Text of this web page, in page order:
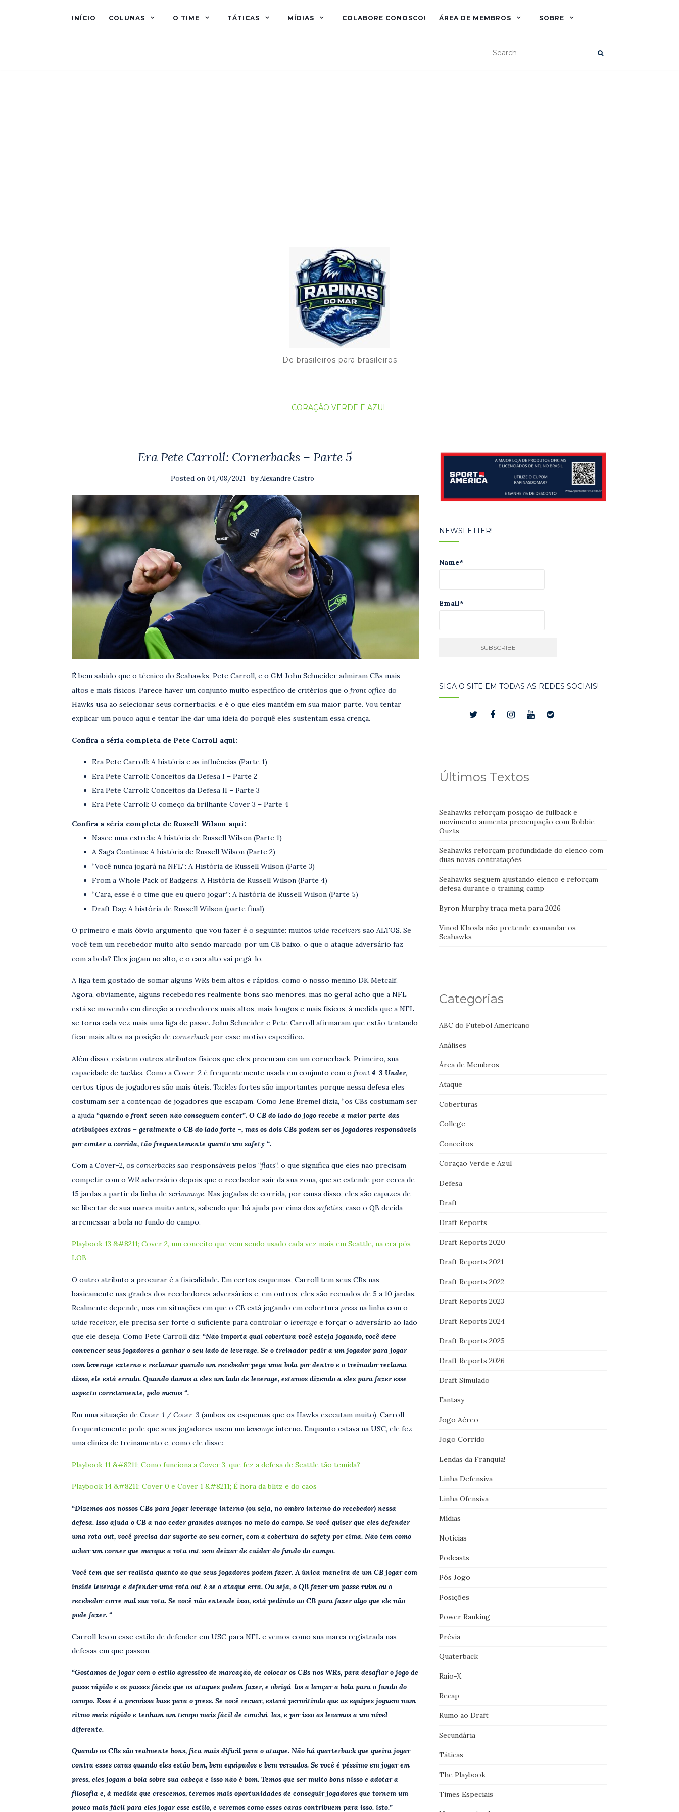
INÍCIO COLUNAS O TIME TÁTICAS MÍDIAS COLABORE CONOSCO! ÁREA DE MEMBROS SOBRE
De brasileiros para brasileiros
CORAÇÃO VERDE E AZUL
Era Pete Carroll: Cornerbacks – Parte 5
Posted on04/08/2021 byAlexandre Castro
É bem sabido que o técnico do Seahawks, Pete Carroll, e o GM John Schneider admiram CBs mais
altos e mais físicos. Parece haver um conjunto muito específico de critérios que o front office do
Hawks usa ao selecionar seus cornerbacks, e é o que eles mantêm em sua maior parte. Vou tentar
explicar um pouco aqui e tentar lhe dar uma ideia do porquê eles sustentam essa crença.
Confira a séria completa de Pete Carroll aqui:
Era Pete Carroll: A história e as influências (Parte 1)
Era Pete Carroll: Conceitos da Defesa I – Parte 2
Era Pete Carroll: Conceitos da Defesa II – Parte 3
Era Pete Carroll: O começo da brilhante Cover 3 – Parte 4
Confira a séria completa de Russell Wilson aqui:
Nasce uma estrela: A história de Russell Wilson (Parte 1)
A Saga Continua: A história de Russell Wilson (Parte 2)
“Você nunca jogará na NFL”: A História de Russell Wilson (Parte 3)
From a Whole Pack of Badgers: A História de Russell Wilson (Parte 4)
“Cara, esse é o time que eu quero jogar”: A história de Russell Wilson (Parte 5)
Draft Day: A história de Russell Wilson (parte final)
O primeiro e mais óbvio argumento que vou fazer é o seguinte: muitos wide receivers são ALTOS. Se
você tem um recebedor muito alto sendo marcado por um CB baixo, o que o ataque adversário faz
com a bola? Eles jogam no alto, e o cara alto vai pegá-lo.
A liga tem gostado de somar alguns WRs bem altos e rápidos, como o nosso menino DK Metcalf.
Agora, obviamente, alguns recebedores realmente bons são menores, mas no geral acho que a NFL
está se movendo em direção a recebedores mais altos, mais longos e mais físicos, à medida que a NFL
se torna cada vez mais uma liga de passe. John Schneider e Pete Carroll afirmaram que estão tentando
ficar mais altos na posição de cornerback por esse motivo específico.
Além disso, existem outros atributos físicos que eles procuram em um cornerback. Primeiro, sua
capacidade de tackles. Como a Cover-2 é frequentemente usada em conjunto com o front 4-3 Under,
certos tipos de jogadores são mais úteis. Tackles fortes são importantes porque nessa defesa eles
costumam ser a contenção de jogadores que escapam. Como Jene Bremel dizia, “os CBs costumam ser
a ajuda “quando o front seven não conseguem conter”. O CB do lado do jogo recebe a maior parte das
atribuições extras – geralmente o CB do lado forte -, mas os dois CBs podem ser os jogadores responsáveis
por conter a corrida, tão frequentemente quanto um safety “.
Com a Cover-2, os cornerbacks são responsáveis ​​pelos “flats“, o que significa que eles não precisam
competir com o WR adversário depois que o recebedor sair da sua zona, que se estende por cerca de
15 jardas a partir da linha de scrimmage. Nas jogadas de corrida, por causa disso, eles são capazes de
se libertar de sua marca muito antes, sabendo que há ajuda por cima dos safeties, caso o QB decida
arremessar a bola no fundo do campo.
Playbook 13 &#8211; Cover 2, um conceito que vem sendo usado cada vez mais em Seattle, na era pós
LOB
O outro atributo a procurar é a fisicalidade. Em certos esquemas, Carroll tem seus CBs nas
basicamente nas grades dos recebedores adversários e, em outros, eles são recuados de 5 a 10 jardas.
Realmente depende, mas em situações em que o CB está jogando em cobertura press na linha com o
wide receiver, ele precisa ser forte o suficiente para controlar o leverage e forçar o adversário ao lado
que ele deseja. Como Pete Carroll diz: “Não importa qual cobertura você esteja jogando, você deve
convencer seus jogadores a ganhar o seu lado de leverage. Se o treinador pedir a um jogador para jogar
com leverage externo e reclamar quando um recebedor pega uma bola por dentro e o treinador reclama
disso, ele está errado. Quando damos a eles um lado de leverage, estamos dizendo a eles para fazer esse
aspecto corretamente, pelo menos “.
Em uma situação de Cover-1 / Cover-3 (ambos os esquemas que os Hawks executam muito), Carroll
frequentemente pede que seus jogadores usem um leverage interno. Enquanto estava na USC, ele fez
uma clínica de treinamento e, como ele disse:
Playbook 11 &#8211; Como funciona a Cover 3, que fez a defesa de Seattle tão temida?
Playbook 14 &#8211; Cover 0 e Cover 1 &#8211; É hora da blitz e do caos
“Dizemos aos nossos CBs para jogar leverage interno (ou seja, no ombro interno do recebedor) nessa
defesa. Isso ajuda o CB a não ceder grandes avanços no meio do campo. Se você quiser que eles defender
uma rota out, você precisa dar suporte ao seu corner, com a cobertura do safety por cima. Não tem como
achar um corner que marque a rota out sem deixar de cuidar do fundo do campo.
Você tem que ser realista quanto ao que seus jogadores podem fazer. A única maneira de um CB jogar com
inside leverage e defender uma rota out é se o ataque erra. Ou seja, o QB fazer um passe ruim ou o
recebedor corre mal sua rota. Se você não entende isso, está pedindo ao CB para fazer algo que ele não
pode fazer. “
Carroll levou esse estilo de defender em USC para NFL e vemos como sua marca registrada nas
defesas em que passou.
“Gostamos de jogar com o estilo agressivo de marcação, de colocar os CBs nos WRs, para desafiar o jogo de
passe rápido e os passes fáceis que os ataques podem fazer, e obrigá-los a lançar a bola para o fundo do
campo. Essa é a premissa base para o press. Se você recuar, estará permitindo que as equipes joguem num
ritmo mais rápido e tenham um tempo mais fácil de concluí-las, e por isso as levamos a um nível
diferente.
Quando os CBs são realmente bons, fica mais difícil para o ataque. Não há quarterback que queira jogar
contra esses caras quando eles estão bem, bem equipados e bem versados. Se você é péssimo em jogar em
press, eles jogam a bola sobre sua cabeça e isso não é bom. Temos que ser muito bons nisso e adotar a
filosofia e, à medida que crescemos, teremos mais oportunidades de conseguir jogadores que tornem um
pouco mais fácil para eles jogar esse estilo, e veremos como esses caras contribuem para isso. isto.”
NEWSLETTER!
Name*
Email*
SIGA O SITE EM TODAS AS REDES SOCIAIS!
Últimos Textos
Seahawks reforçam posição de fullback e
movimento aumenta preocupação com Robbie
Ouzts
Seahawks reforçam profundidade do elenco com
duas novas contratações
Seahawks seguem ajustando elenco e reforçam
defesa durante o training camp
Byron Murphy traça meta para 2026
Vinod Khosla não pretende comandar os
Seahawks
Categorias
ABC do Futebol Americano
Análises
Área de Membros
Ataque
Coberturas
College
Conceitos
Coração Verde e Azul
Defesa
Draft
Draft Reports
Draft Reports 2020
Draft Reports 2021
Draft Reports 2022
Draft Reports 2023
Draft Reports 2024
Draft Reports 2025
Draft Reports 2026
Draft Simulado
Fantasy
Jogo Aéreo
Jogo Corrido
Lendas da Franquia!
Linha Defensiva
Linha Ofensiva
Mídias
Noticias
Podcasts
Pós Jogo
Posições
Power Ranking
Prévia
Quaterback
Raio-X
Recap
Rumo ao Draft
Secundária
Táticas
The Playbook
Times Especiais